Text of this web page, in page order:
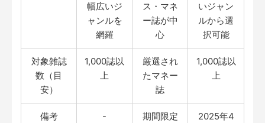
幅広いジ
ャンルを
網羅
ス・マネ
ー誌が中
心
いジャン
ルから選
択可能
対象雑誌
数（目
安）
1,000誌以
上
厳選され
たマネー
誌
1,000誌以
上
備考 -
期間限定
2025年4